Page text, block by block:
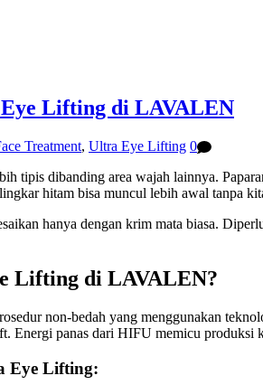
Lifting di LAVALEN
Treatment, Ultra Eye Lifting 0
tipis dibanding area wajah lainnya.
hitam bisa muncul lebih awal tanpa
hanya dengan krim mata biasa.
Lifting di LAVALEN?
non-bedah yang menggunakan
Energi panas dari HIFU memicu produksi
Eye Lifting: